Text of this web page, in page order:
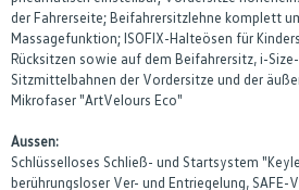
der Fahrerseite; Beifahrersitzlehne komplett
Massagefunktion; ISOFIX-Halteösen für
Rücksitzen sowie auf dem Beifahrersitz, i-
Sitzmittelbahnen der Vordersitze und der
Mikrofaser "ArtVelours Eco"
Aussen:
Schlüsselloses Schließ- und Startsystem
berührungsloser Ver- und Entriegelung, SAFE-